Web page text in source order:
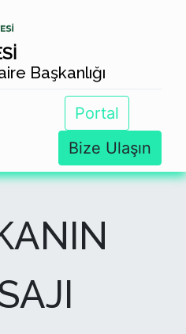
Başkanlığı
Portal
Bize Ulaşın